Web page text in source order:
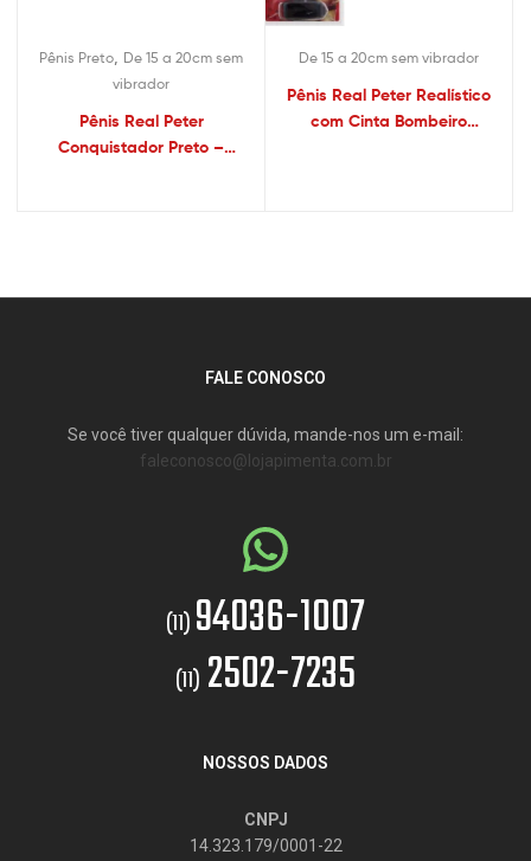
Pênis Preto De 15 a 20cm sem
vibrador
Pênis Real Peter
Conquistador Preto –
De 15 a 20cm sem vibrador
Pênis Real Peter Realístico
com Cinta Bombeiro
FALE CONOSCO
Se você tiver qualquer dúvida, mande-nos um e-mail:
faleconosco@lojapimenta.com.br
(11) 94036-1007
(11) 2502-7235
NOSSOS DADOS
CNPJ
14.323.179/0001-22